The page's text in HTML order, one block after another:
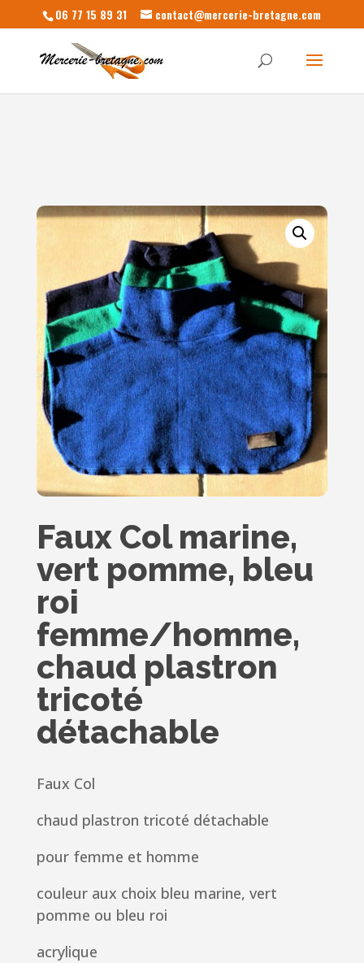
06 77 15 89 31 contact@mercerie-bretagne.com
Faux Col marine,
vert pomme, bleu
roi
femme/homme,
chaud plastron
tricoté
détachable
Faux Col
chaud plastron tricoté détachable
pour femme et homme
couleur aux choix bleu marine, vert
pomme ou bleu roi
acrylique